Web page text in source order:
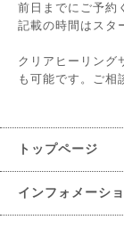
前日までにご予約
記載の時間はスタ
クリアヒーリング
も可能です。ご相
トップページ
インフォメーシ